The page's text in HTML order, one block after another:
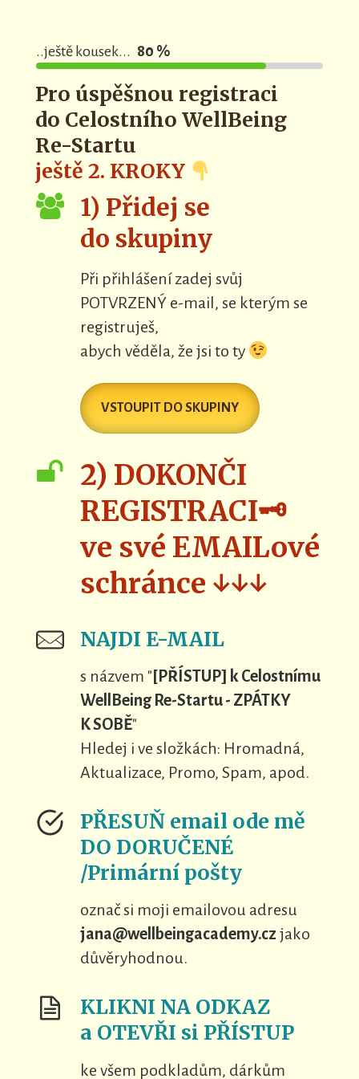
..ještě kousek... 80 %
Pro úspěšnou registraci
do Celostního WellBeing
Re-Startu
ještě 2. KROKY
1) Přidej se
do skupiny
Při přihlášení zadej svůj
POTVRZENÝ e-mail, se kterým se
registruješ,
abych věděla, že jsi to ty
VSTOUPIT DO SKUPINY
2) DOKONČI
REGISTRACI🗝
ve své EMAILové
schránce ↓↓↓
NAJDI E-MAIL
s názvem " [PŘÍSTUP] k Celostnímu
WellBeing Re-Startu - ZPÁTKY
K SOBĚ"
Hledej i ve složkách: Hromadná,
Aktualizace, Promo, Spam, apod.
PŘESUŇ email ode mě
DO DORUČENÉ
/Primární pošty
označ si moji emailovou adresu
jana@wellbeingacademy.czjako
důvěryhodnou.
KLIKNI NA ODKAZ
a OTEVŘI si PŘÍSTUP
ke všem podkladům, dárkům